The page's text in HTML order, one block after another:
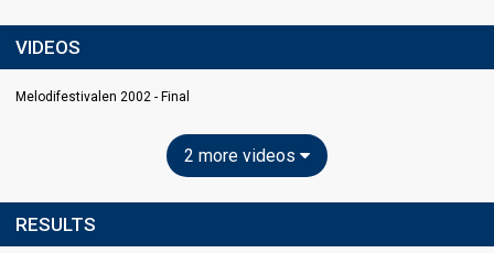
VIDEOS
Melodifestivalen 2002 - Final
2 more videos
RESULTS